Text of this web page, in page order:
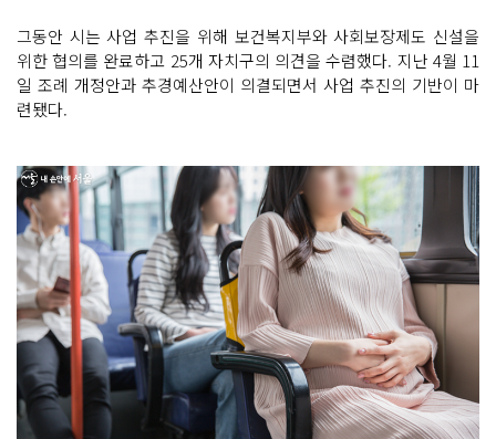
그동안 시는 사업 추진을 위해 보건복지부와 사회보장제도 신설을
위한 협의를 완료하고 25개 자치구의 의견을 수렴했다. 지난 4월 11
일 조례 개정안과 추경예산안이 의결되면서 사업 추진의 기반이 마
련됐다.